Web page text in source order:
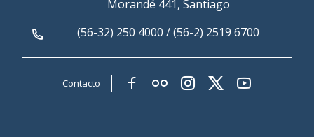
Morandé 441, Santiago
(56-32) 250 4000 / (56-2) 2519 6700
Contacto